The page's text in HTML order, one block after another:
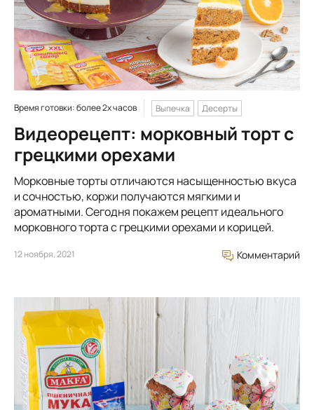
Время готовки: более 2х часов Выпечка Десерты
Видеорецепт: морковный торт с
грецкими орехами
Морковные торты отличаются насыщенностью вкуса
и сочностью, коржи получаются мягкими и
ароматными. Сегодня покажем рецепт идеального
морковного торта с грецкими орехами и корицей.
12 ноября, 2021 Комментарий